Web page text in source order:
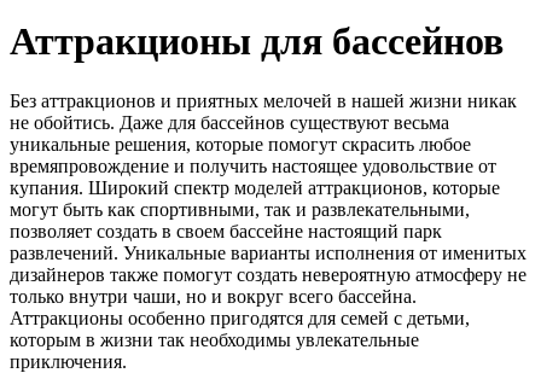
Аттракционы для бассейнов
Без аттракционов и приятных мелочей в нашей жизни никак
не обойтись. Даже для бассейнов существуют весьма
уникальные решения, которые помогут скрасить любое
времяпровождение и получить настоящее удовольствие от
купания. Широкий спектр моделей аттракционов, которые
могут быть как спортивными, так и развлекательными,
позволяет создать в своем бассейне настоящий парк
развлечений. Уникальные варианты исполнения от именитых
дизайнеров также помогут создать невероятную атмосферу не
только внутри чаши, но и вокруг всего бассейна.
Аттракционы особенно пригодятся для семей с детьми,
которым в жизни так необходимы увлекательные
приключения.